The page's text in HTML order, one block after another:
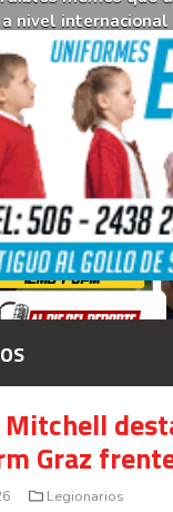
nivel internacional
enfrenta
en bienes
Here !!
Mitchell
Graz
Legionarios